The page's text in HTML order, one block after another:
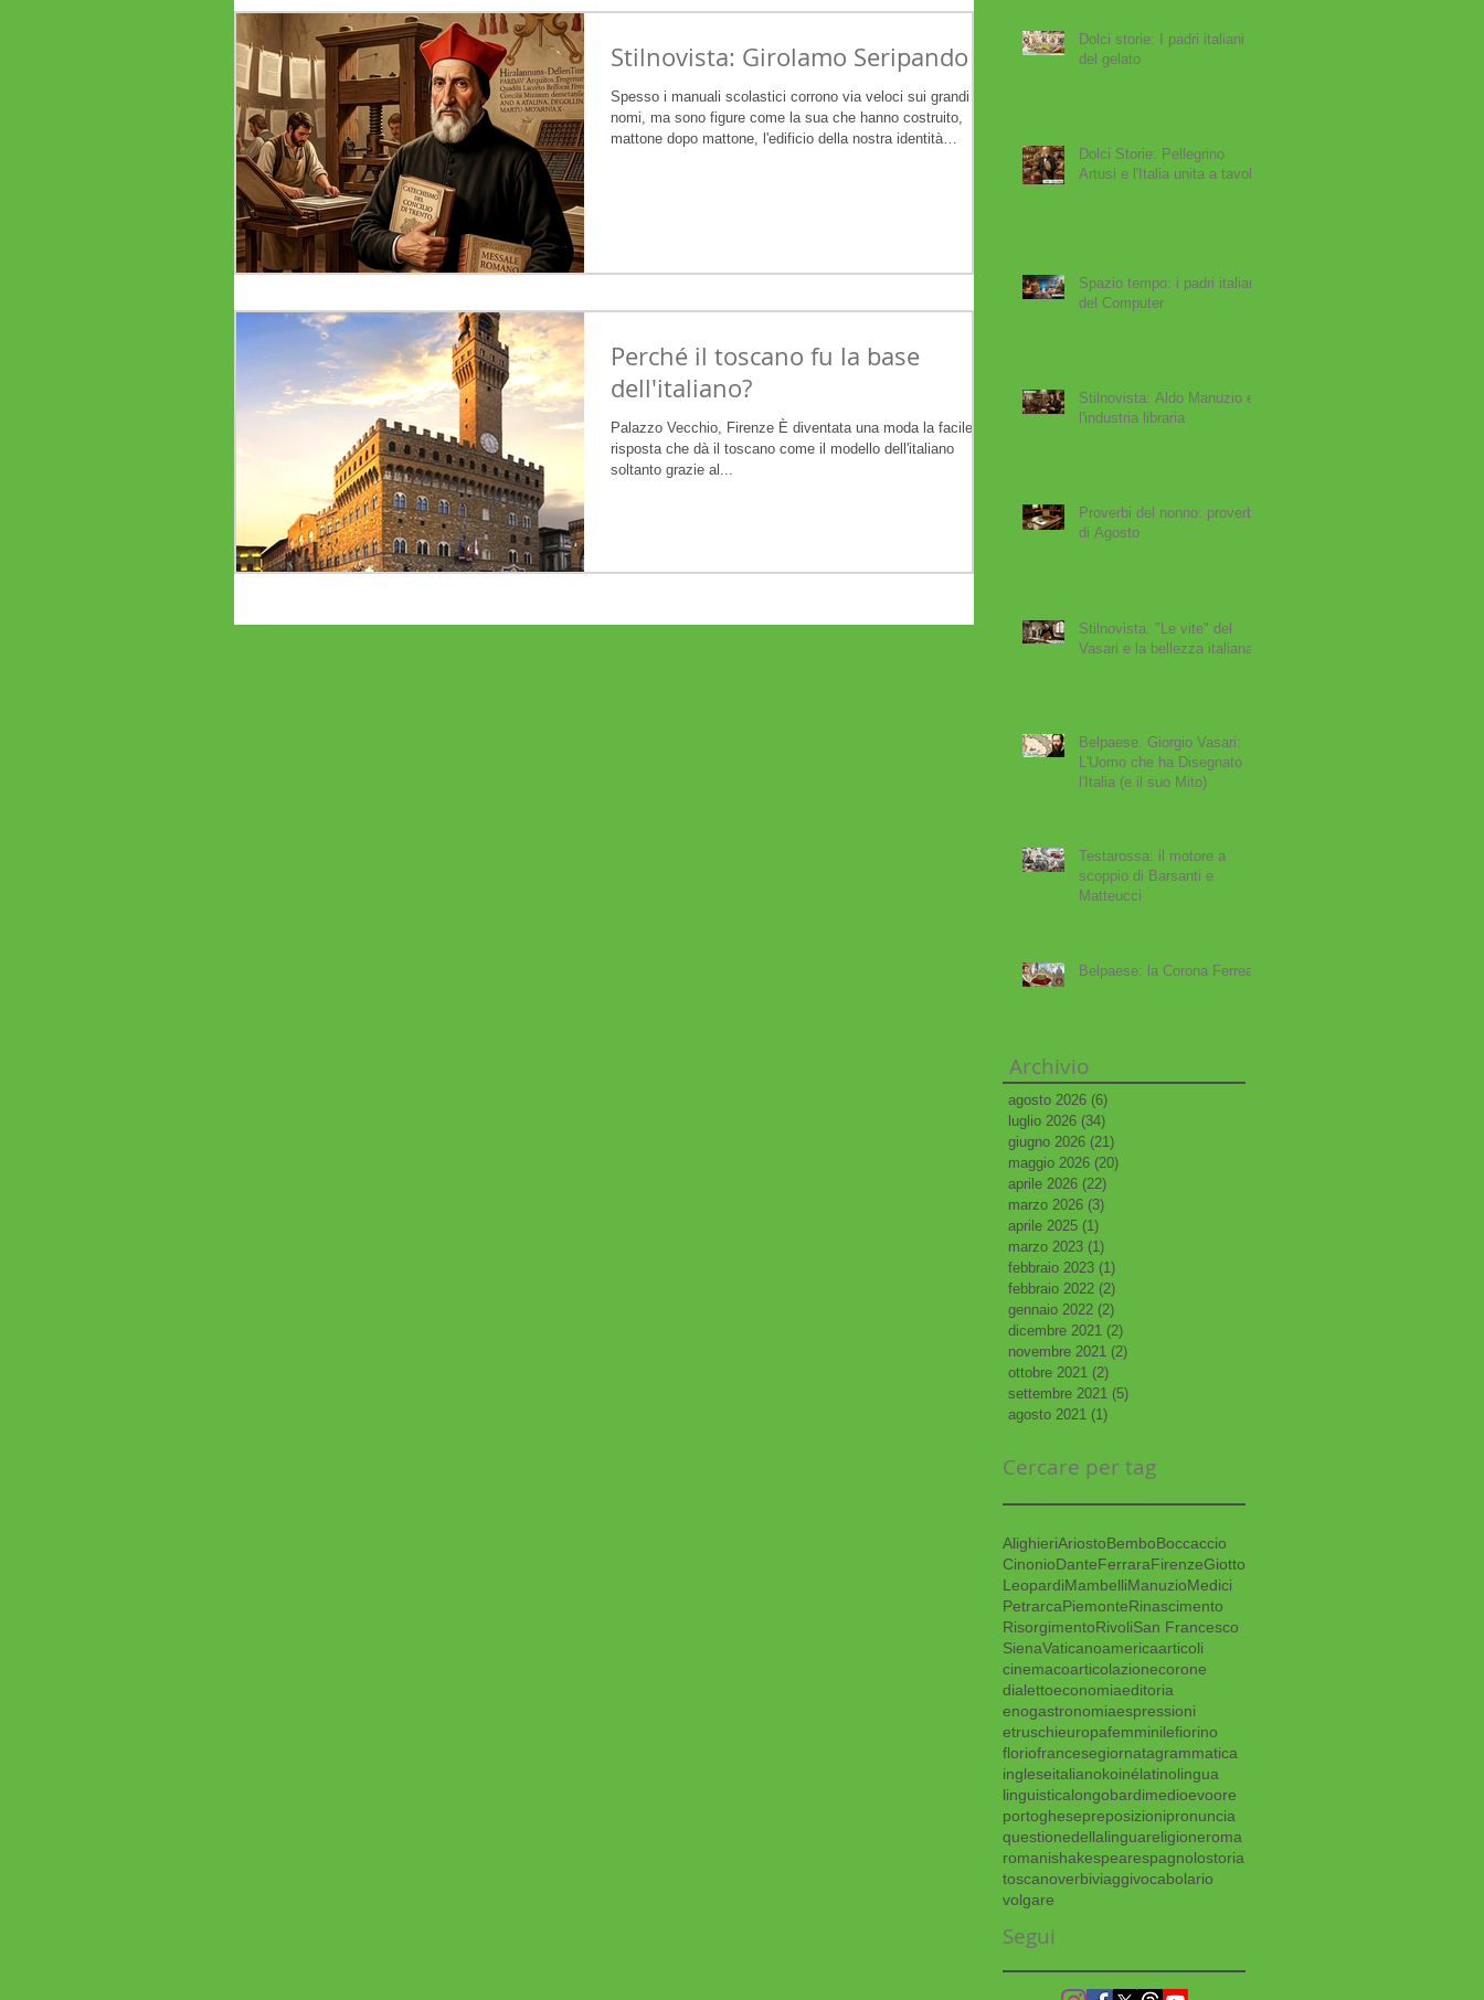
Stilnovista: Girolamo Seripando
Spesso i manuali scolastici corrono via veloci sui grandi
nomi, ma sono figure come la sua che hanno costruito,
mattone dopo mattone, l'edificio della nostra identità
Perché il toscano fu la base
dell'italiano?
Palazzo Vecchio, Firenze È diventata una moda la facile
risposta che dà il toscano come il modello dell'italiano
soltanto grazie al...
Dolci storie: I padri italiani
del gelato
Dolci Storie: Pellegrino
Artusi e l'Italia unita a tavola
Spazio tempo: i padri italiani
del Computer
Stilnovista: Aldo Manuzio e
l'industria libraria
Proverbi del nonno: proverbi
di Agosto
Stilnovista. "Le vite" del
Vasari e la bellezza italiana
Belpaese. Giorgio Vasari:
L'Uomo che ha Disegnato
l'Italia (e il suo Mito)
Testarossa: il motore a
scoppio di Barsanti e
Matteucci
Belpaese: la Corona Ferrea
Archivio
agosto 2026 (6)
luglio 2026 (34)
giugno 2026 (21)
maggio 2026 (20)
aprile 2026 (22)
marzo 2026 (3)
aprile 2025 (1)
marzo 2023 (1)
febbraio 2023 (1)
febbraio 2022 (2)
gennaio 2022 (2)
dicembre 2021 (2)
novembre 2021 (2)
ottobre 2021 (2)
settembre 2021 (5)
agosto 2021 (1)
Cercare per tag
AlighieriAriostoBemboBoccaccio
CinonioDanteFerraraFirenzeGiotto
LeopardiMambelliManuzioMedici
PetrarcaPiemonteRinascimento
RisorgimentoRivoliSan Francesco
SienaVaticanoamericaarticoli
cinemacoarticolazionecorone
dialettoeconomiaeditoria
enogastronomiaespressioni
etruschieuropafemminilefiorino
floriofrancesegiornatagrammatica
ingleseitalianokoinélatinolingua
linguisticalongobardimedioevoore
portoghesepreposizionipronuncia
questionedellalinguareligioneroma
romanishakespearespagnolostoria
toscanoverbiviaggivocabolario
volgare
Segui